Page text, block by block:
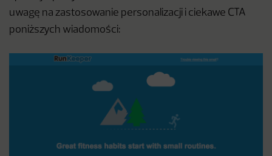
uwagę na zastosowanie personalizacji i ciekawe CTA
poniższych wiadomości: